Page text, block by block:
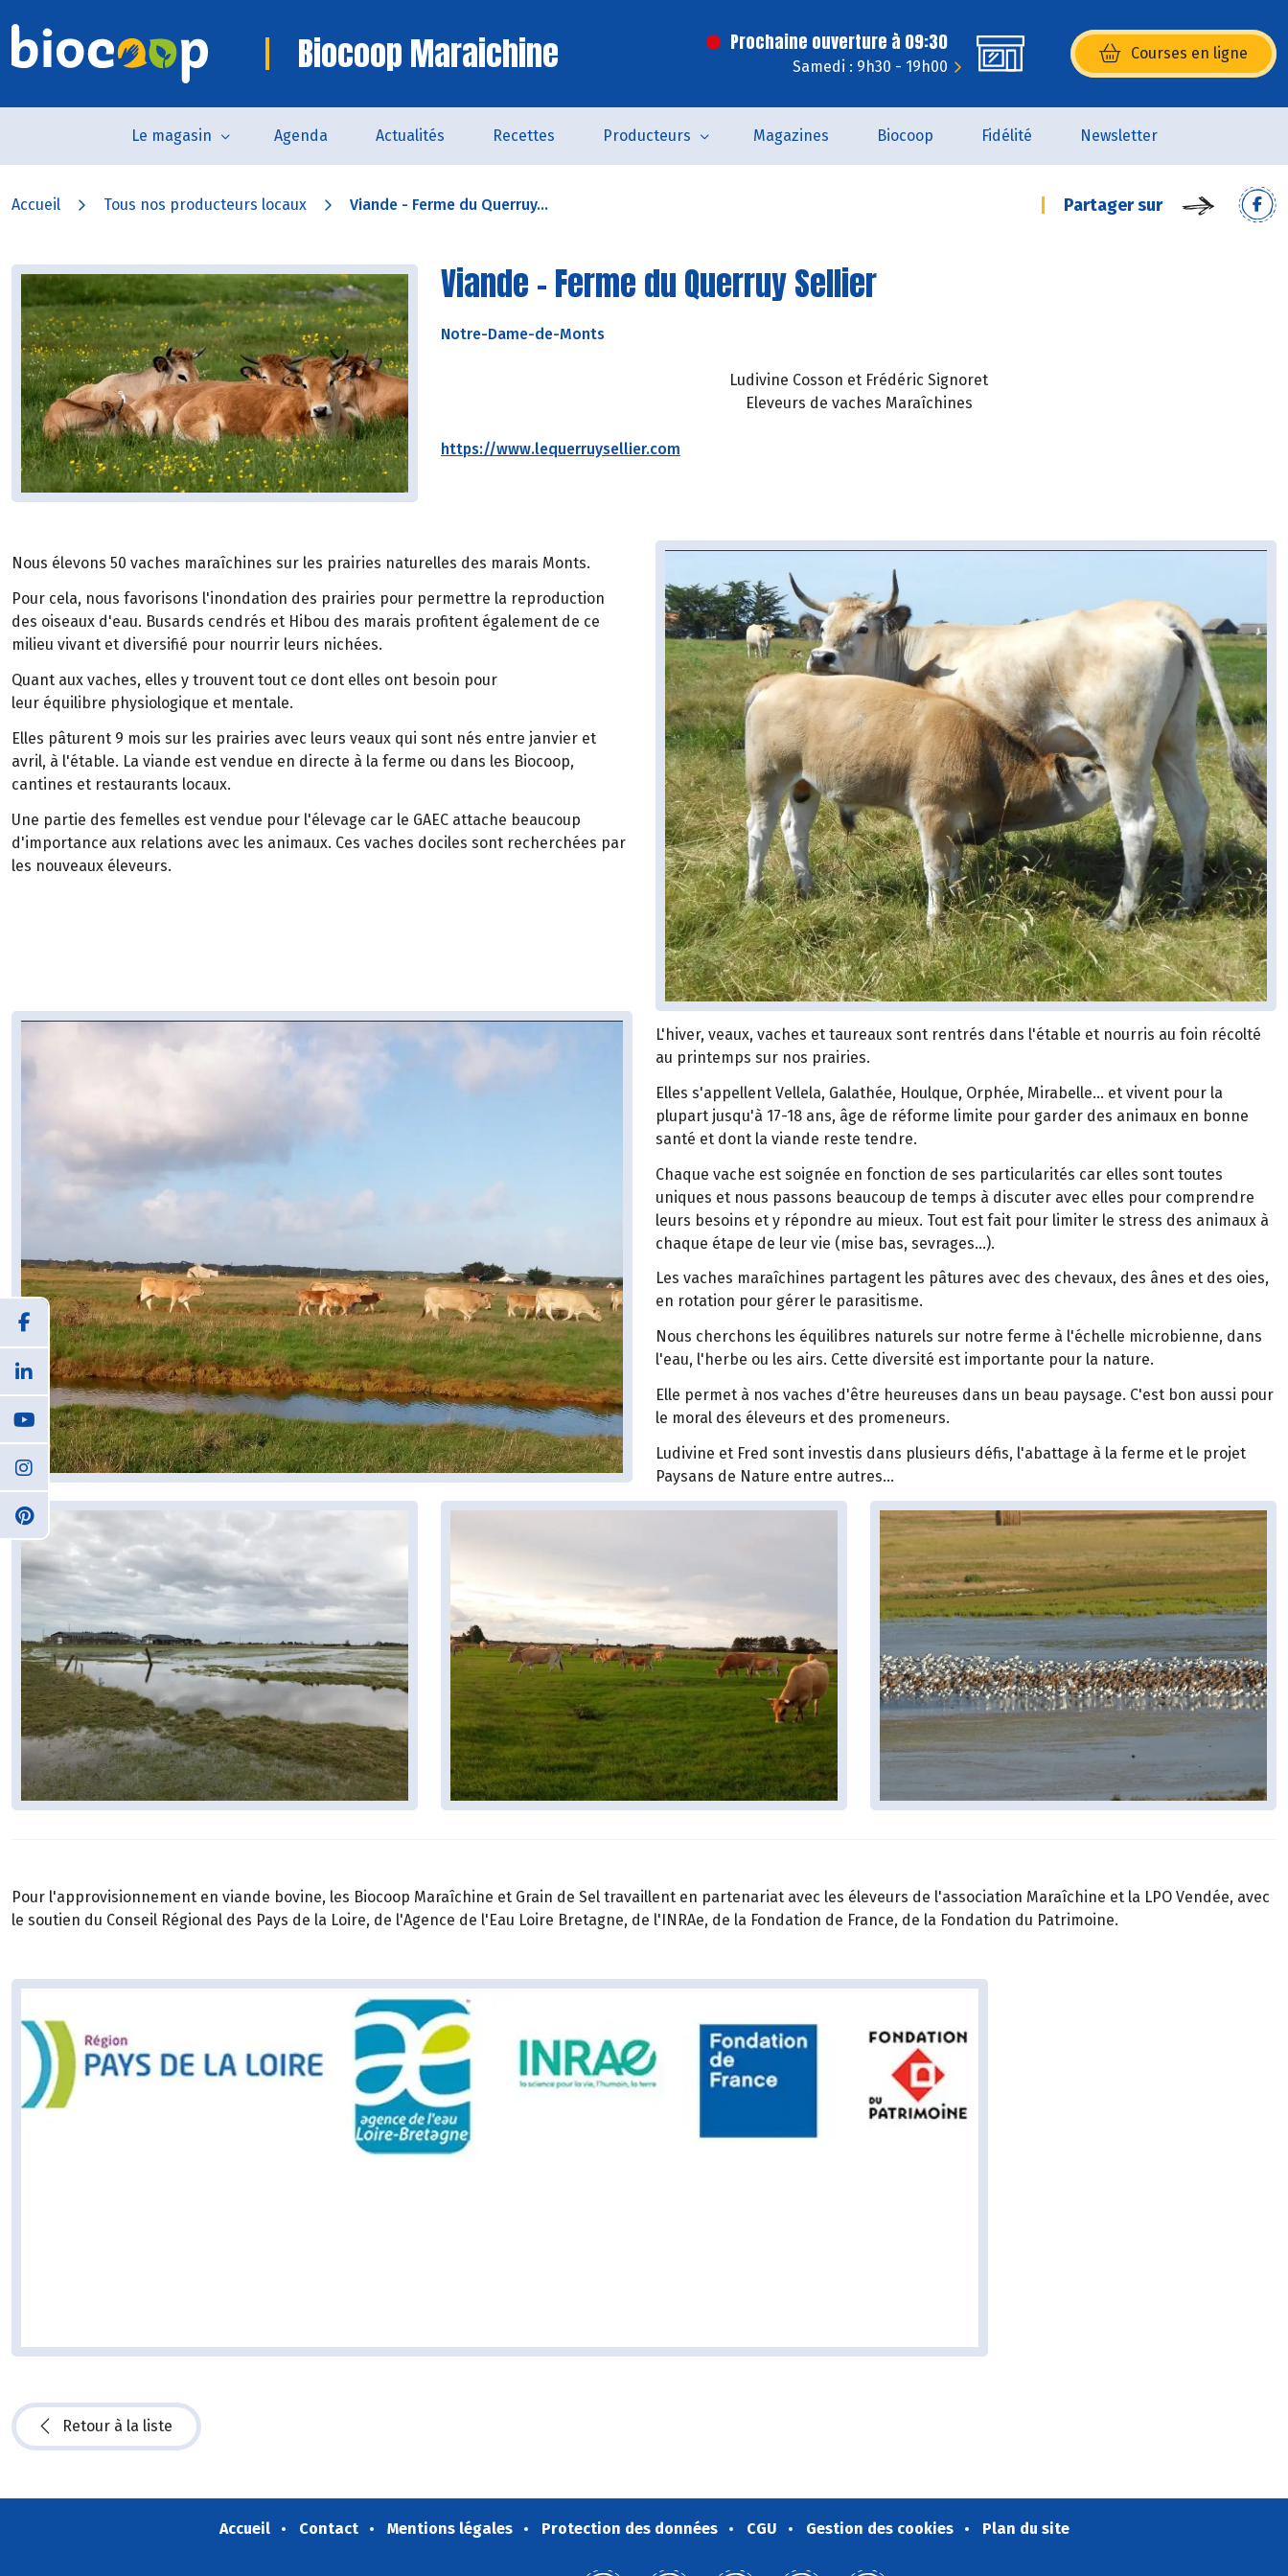
Biocoop Maraichine Prochaine ouverture à 09:30
Samedi : 9h30 - 19h00
Courses en ligne
(s’ouvre dans une nouvelle
Le magasin Agenda Actualités Recettes Producteurs Magazines Biocoop Fidélité Newsletter
Accueil Tous nos producteurs locaux Viande - Ferme du Querruy... Partager sur
Viande - Ferme du Querruy Sellier
Notre-Dame-de-Monts
Ludivine Cosson et Frédéric Signoret
Eleveurs de vaches Maraîchines
https://www.lequerruysellier.com
Nous élevons 50 vaches maraîchines sur les prairies naturelles des marais Monts.
Pour cela, nous favorisons l'inondation des prairies pour permettre la reproduction
des oiseaux d'eau. Busards cendrés et Hibou des marais profitent également de ce
milieu vivant et diversifié pour nourrir leurs nichées.
Quant aux vaches, elles y trouvent tout ce dont elles ont besoin pour
leur équilibre physiologique et mentale.
Elles pâturent 9 mois sur les prairies avec leurs veaux qui sont nés entre janvier et
avril, à l'étable. La viande est vendue en directe à la ferme ou dans les Biocoop,
cantines et restaurants locaux.
Une partie des femelles est vendue pour l'élevage car le GAEC attache beaucoup
d'importance aux relations avec les animaux. Ces vaches dociles sont recherchées par
les nouveaux éleveurs.
L'hiver, veaux, vaches et taureaux sont rentrés dans l'étable et nourris au foin récolté
au printemps sur nos prairies.
Elles s'appellent Vellela, Galathée, Houlque, Orphée, Mirabelle... et vivent pour la
plupart jusqu'à 17-18 ans, âge de réforme limite pour garder des animaux en bonne
santé et dont la viande reste tendre.
Chaque vache est soignée en fonction de ses particularités car elles sont toutes
uniques et nous passons beaucoup de temps à discuter avec elles pour comprendre
leurs besoins et y répondre au mieux. Tout est fait pour limiter le stress des animaux à
chaque étape de leur vie (mise bas, sevrages...).
Les vaches maraîchines partagent les pâtures avec des chevaux, des ânes et des oies,
en rotation pour gérer le parasitisme.
Nous cherchons les équilibres naturels sur notre ferme à l'échelle microbienne, dans
l'eau, l'herbe ou les airs. Cette diversité est importante pour la nature.
Elle permet à nos vaches d'être heureuses dans un beau paysage. C'est bon aussi pour
le moral des éleveurs et des promeneurs.
Ludivine et Fred sont investis dans plusieurs défis, l'abattage à la ferme et le projet
Paysans de Nature entre autres...
Pour l'approvisionnement en viande bovine, les Biocoop Maraîchine et Grain de Sel travaillent en partenariat avec les éleveurs de l'association Maraîchine et la LPO Vendée, avec
le soutien du Conseil Régional des Pays de la Loire, de l'Agence de l'Eau Loire Bretagne, de l'INRAe, de la Fondation de France, de la Fondation du Patrimoine.
Retour à la liste
Accueil Contact Mentions légales Protection des données CGU Gestion des cookies Plan du site